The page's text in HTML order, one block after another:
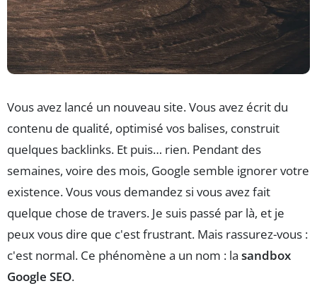
Vous avez lancé un nouveau site. Vous avez écrit du
contenu de qualité, optimisé vos balises, construit
quelques backlinks. Et puis… rien. Pendant des
semaines, voire des mois, Google semble ignorer votre
existence. Vous vous demandez si vous avez fait
quelque chose de travers. Je suis passé par là, et je
peux vous dire que c'est frustrant. Mais rassurez-vous :
c'est normal. Ce phénomène a un nom : la sandbox
Google SEO.